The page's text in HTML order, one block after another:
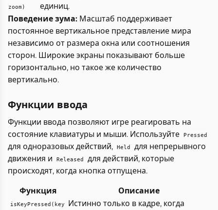
zoom)
единиц.
Поведение зума: Масштаб поддерживает
постоянное вертикальное представление мира
независимо от размера окна или соотношения
сторон. Широкие экраны показывают больше
горизонтально, но такое же количество
вертикально.
Функции ввода
Функции ввода позволяют игре реагировать на
состояние клавиатуры и мыши. Используйте
Pressed
для одноразовых действий, Held
для непрерывного
движения и
Released
для действий, которые
происходят, когда кнопка отпущена.
Функция Описание
isKeyPressed(key
Истинно только в кадре, когда